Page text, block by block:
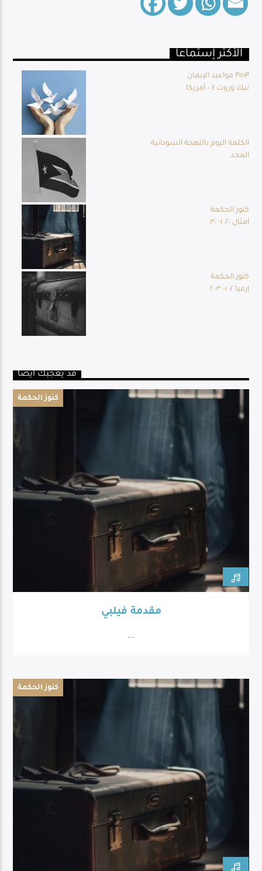
الأكثر إستماعا
مواعيد الإيمان PinP
نيك وروث ٤ – أمريكا
الكلمة اليوم باللهجة السودانية
المجد
كنوز الحكمة
أمثال ٢٠: ١- ٣٠
كنوز الحكمة
إرميا ٢: ١- ٣: ٢
قد يعجبك أيضا
كنوز الحكمة
مقدمة فيلبي
...
كنوز الحكمة